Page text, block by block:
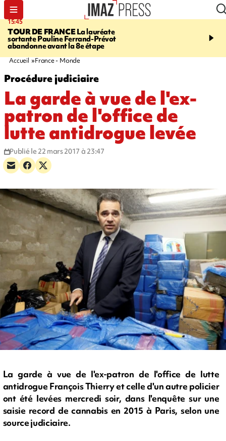
15:45
TOUR DE FRANCELa lauréate
sortante Pauline Ferrand-Prévot
abandonne avant la 8e étape
20:17
routière, concours de
Accueil France - Monde
Procédure judiciaire
La garde à vue de l'ex-
patron de l'office de
lutte antidrogue levée
Publié le 22 mars 2017 à 23:47
La garde à vue de l'ex-patron de l'office de lutte
antidrogue François Thierry et celle d'un autre policier
ont été levées mercredi soir, dans l'enquête sur une
saisie record de cannabis en 2015 à Paris, selon une
source judiciaire.